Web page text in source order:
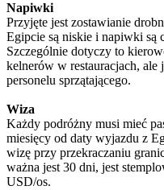
Napiwki
Przyjęte jest zostawianie
Egipcie są niskie i napiwki są
Szczególnie dotyczy to
kelnerów w restauracjach, ale
personelu sprzątającego.
Wiza
Każdy podróżny musi mieć
miesięcy od daty wyjazdu z
wizę przy przekraczaniu
ważna jest 30 dni, jest
USD/os.